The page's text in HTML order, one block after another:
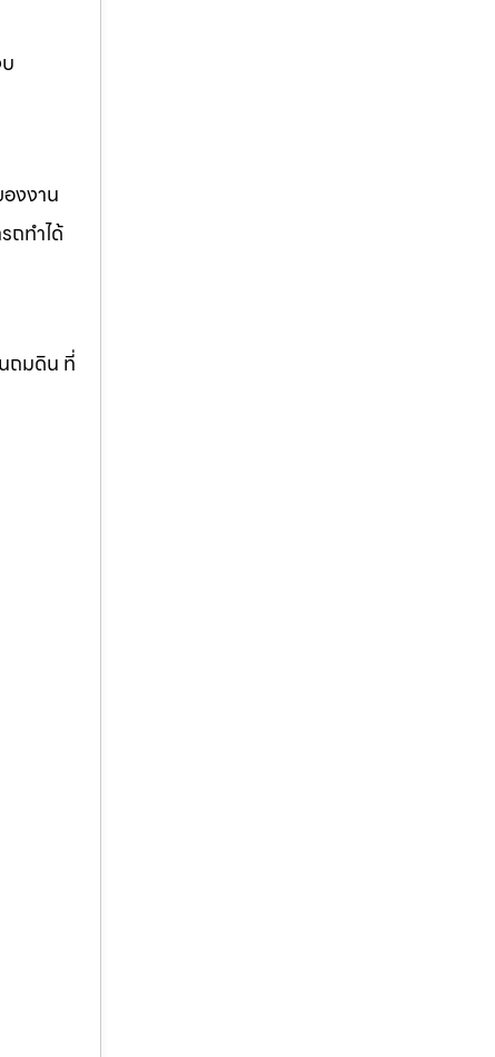
งงาน
ถทำได้
ถมดิน ที่